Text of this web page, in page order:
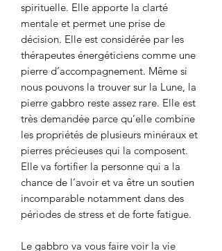
spirituelle. Elle apporte la clarté
mentale et permet une prise de
décision. Elle est considérée par les
thérapeutes énergéticiens comme une
pierre d’accompagnement. Même si
nous pouvons la trouver sur la Lune, la
pierre gabbro reste assez rare. Elle est
très demandée parce qu’elle combine
les propriétés de plusieurs minéraux et
pierres précieuses qui la composent.
Elle va fortifier la personne qui a la
chance de l’avoir et va être un soutien
incomparable notamment dans des
périodes de stress et de forte fatigue.
Le gabbro va vous faire voir la vie